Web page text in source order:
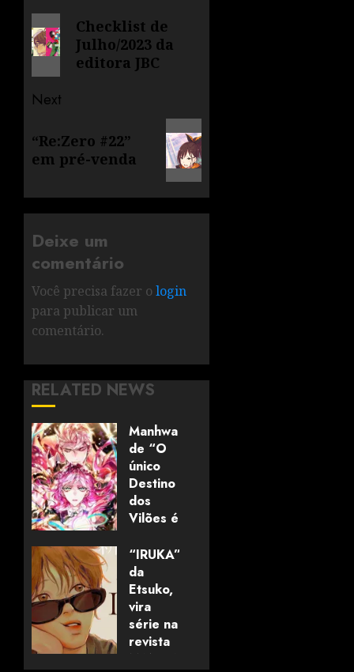
Checklist de
Julho/2023 da
editora JBC
Next
“Re:Zero #22”
em pré-venda
Deixe um
comentário
Você precisa fazer o login
para publicar um
comentário.
RELATED NEWS
Manhwa
de “O
único
Destino
dos
Vilões é
Morte”
termina
na
Coreia
do Sul
19/07/2026
“IRUKA”,
da
Etsuko,
vira
série na
revista
MANGABU!